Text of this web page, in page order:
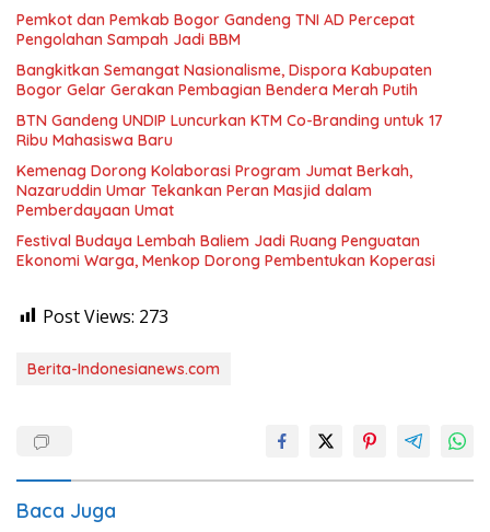
Pemkot dan Pemkab Bogor Gandeng TNI AD Percepat
Pengolahan Sampah Jadi BBM
Bangkitkan Semangat Nasionalisme, Dispora Kabupaten
Bogor Gelar Gerakan Pembagian Bendera Merah Putih
BTN Gandeng UNDIP Luncurkan KTM Co-Branding untuk 17
Ribu Mahasiswa Baru
Kemenag Dorong Kolaborasi Program Jumat Berkah,
Nazaruddin Umar Tekankan Peran Masjid dalam
Pemberdayaan Umat
Festival Budaya Lembah Baliem Jadi Ruang Penguatan
Ekonomi Warga, Menkop Dorong Pembentukan Koperasi
Post Views: 273
Berita-Indonesianews.com
Baca Juga